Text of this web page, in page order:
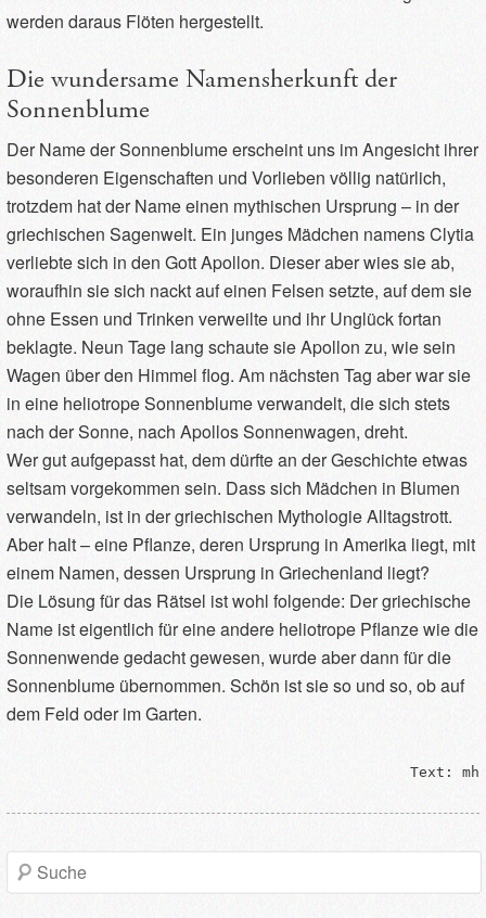
werden daraus Flöten hergestellt.
Die wundersame Namensherkunft der
Sonnenblume
Der Name der Sonnenblume erscheint uns im Angesicht ihrer
besonderen Eigenschaften und Vorlieben völlig natürlich,
trotzdem hat der Name einen mythischen Ursprung – in der
griechischen Sagenwelt. Ein junges Mädchen namens Clytia
verliebte sich in den Gott Apollon. Dieser aber wies sie ab,
woraufhin sie sich nackt auf einen Felsen setzte, auf dem sie
ohne Essen und Trinken verweilte und ihr Unglück fortan
beklagte. Neun Tage lang schaute sie Apollon zu, wie sein
Wagen über den Himmel flog. Am nächsten Tag aber war sie
in eine heliotrope Sonnenblume verwandelt, die sich stets
nach der Sonne, nach Apollos Sonnenwagen, dreht.
Wer gut aufgepasst hat, dem dürfte an der Geschichte etwas
seltsam vorgekommen sein. Dass sich Mädchen in Blumen
verwandeln, ist in der griechischen Mythologie Alltagstrott.
Aber halt – eine Pflanze, deren Ursprung in Amerika liegt, mit
einem Namen, dessen Ursprung in Griechenland liegt?
Die Lösung für das Rätsel ist wohl folgende: Der griechische
Name ist eigentlich für eine andere heliotrope Pflanze wie die
Sonnenwende gedacht gewesen, wurde aber dann für die
Sonnenblume übernommen. Schön ist sie so und so, ob auf
dem Feld oder im Garten.
Text: mh
S